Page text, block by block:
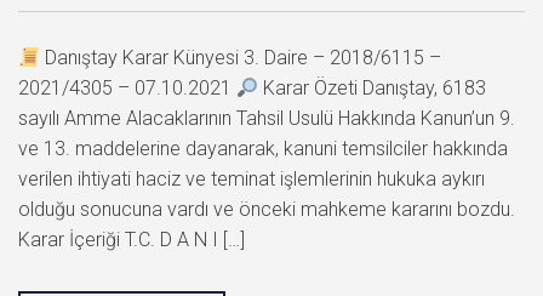
Danıştay Karar Künyesi 3. Daire – 2018/6115 –
2021/4305 – 07.10.2021
Karar Özeti Danıştay, 6183
sayılı Amme Alacaklarının Tahsil Usulü Hakkında Kanun’un 9.
ve 13. maddelerine dayanarak, kanuni temsilciler hakkında
verilen ihtiyati haciz ve teminat işlemlerinin hukuka aykırı
olduğu sonucuna vardı ve önceki mahkeme kararını bozdu.
Karar İçeriği T.C. D A N I […]